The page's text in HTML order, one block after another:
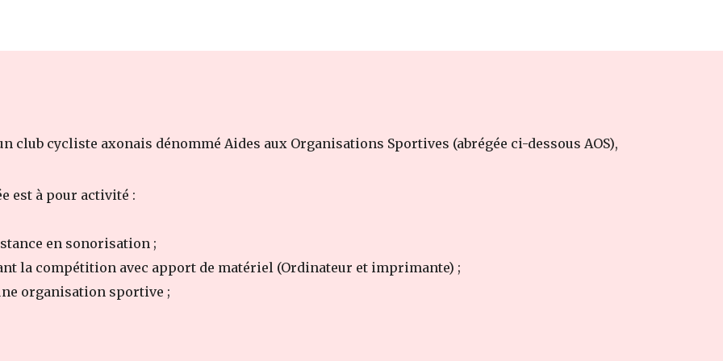
club cycliste axonais dénommé Aides aux Organisations Sportives (abrégée ci-dessous AOS),
est à pour activité :
en sonorisation ;
la compétition avec apport de matériel (Ordinateur et imprimante) ;
organisation sportive ;